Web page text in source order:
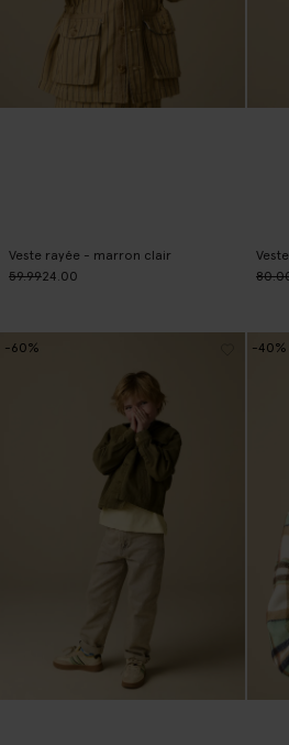
Veste rayée - marron clair
59.9924.00
-60% -40%